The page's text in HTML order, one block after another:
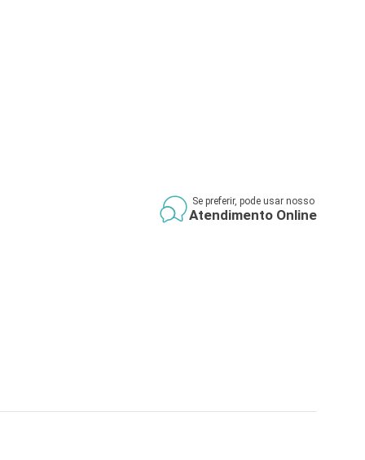
Se preferir, pode usar nosso
Atendimento Online